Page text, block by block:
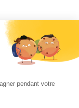
pendant votre